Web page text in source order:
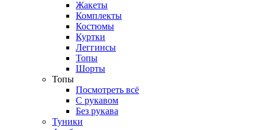
Жакеты
Комплекты
Костюмы
Куртки
Леггинсы
Топы
Шорты
Топы
Посмотреть всё
C рукавом
Без рукава
Туники